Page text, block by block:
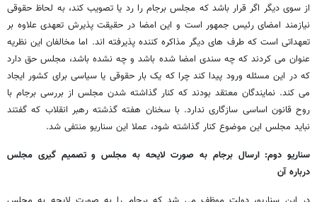
از سوی دیگر اگر قرار باشد که مجلس برجام را رد یا تصویب کند، به لحاظ حقوقی
نیازمند امضای رئیس جمهور است و این امضا در حقیقت پذیرش تعهدی علاوه بر
تعهداتی است که طرف های دیگر مذاکره کننده پذیرفته اند. اما مخالفان این نظریه
عنوان می کردند که چه سندی امضا شده باشد و چه نشده باشد، مجلس حق دارد
که در این مسئله ورود پیدا کند چرا که یک بار حقوقی یا سیاسی برای کشور ایجاد
می کند. نمایندگان معتقد بودند که کنار گذاشته شدن مجلس از بررسی برجام با
روح قانون اساسی سازگاری ندارد. با سخنان هفته گذشته رهبر انقلاب که گفتند
نباید مجلس این موضوع کنار گذاشته شود، عملا این سناریو منتفی شد.
سناریو دوم: ارسال برجام به صورت لایحه به مجلس و تصمیم گیری مجلس
درباره آن